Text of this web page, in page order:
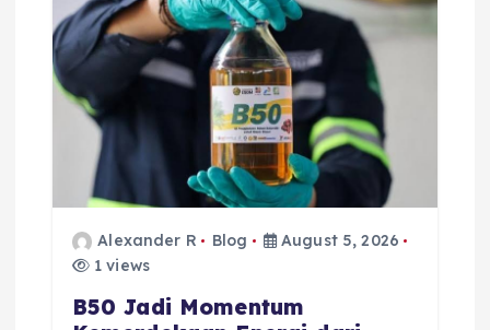
Alexander R Blog
August 5, 2026
1 views
B50 Jadi Momentum